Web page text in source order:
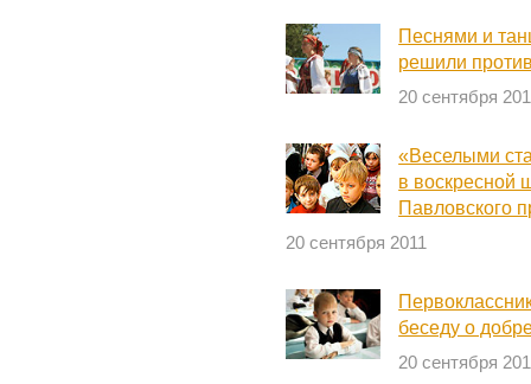
Песнями и
решили
20 сентября
«Веселыми
в воскресной
Павловского
20 сентября 2011
беседу о
20 сентября